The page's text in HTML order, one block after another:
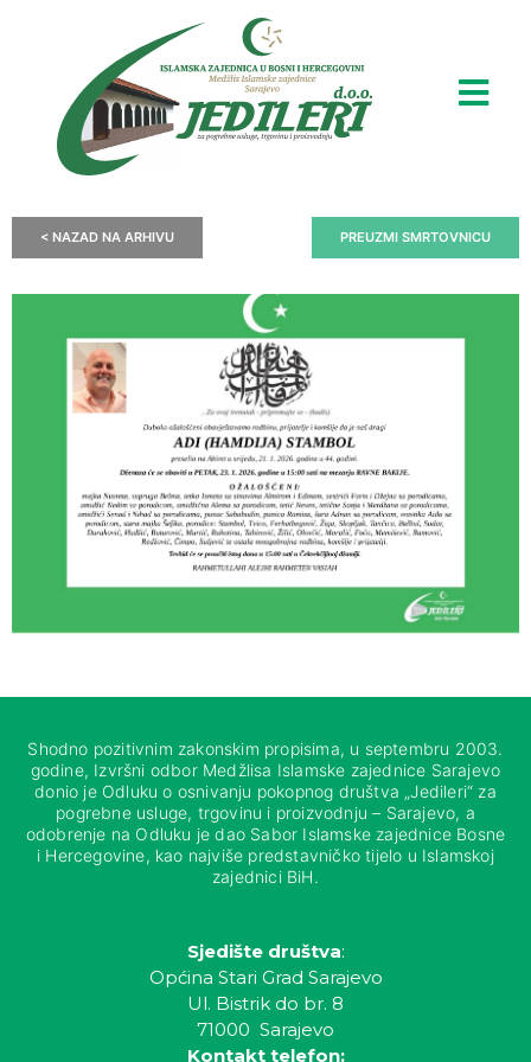
< NAZAD NA ARHIVU PREUZMI SMRTOVNICU
Shodno pozitivnim zakonskim propisima, u septembru 2003.
godine, Izvršni odbor Medžlisa Islamske zajednice Sarajevo
donio je Odluku o osnivanju pokopnog društva „Jedileri“ za
pogrebne usluge, trgovinu i proizvodnju – Sarajevo, a
odobrenje na Odluku je dao Sabor Islamske zajednice Bosne
i Hercegovine, kao najviše predstavničko tijelo u Islamskoj
zajednici BiH.
Sjedište društva:
Općina Stari Grad Sarajevo
Ul. Bistrik do br. 8
71000 Sarajevo
Kontakt telefon: